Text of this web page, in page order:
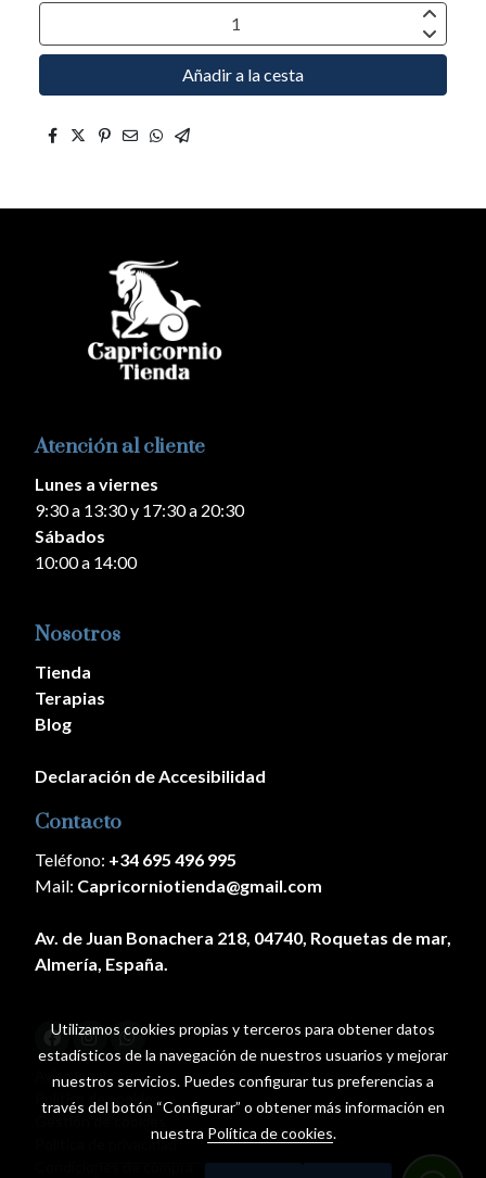
Añadir a la cesta
Atención al cliente
Lunes a viernes
9:30 a 13:30 y 17:30 a 20:30
Sábados
10:00 a 14:00
Nosotros
Tienda
Terapias
Blog
Declaración de Accesibilidad
Contacto
Teléfono: +34 695 496 995
Mail: Capricorniotienda@gmail.com
Av. de Juan Bonachera 218, 04740, Roquetas de mar,
Almería, España.
Aviso legal
Política de cookies
Política de privacidad
Utilizamos cookies propias y terceros para obtener datos
estadísticos de la navegación de nuestros usuarios y mejorar
nuestros servicios. Puedes configurar tus preferencias a
través del botón “Configurar” o obtener más información en
nuestra Política de cookies.